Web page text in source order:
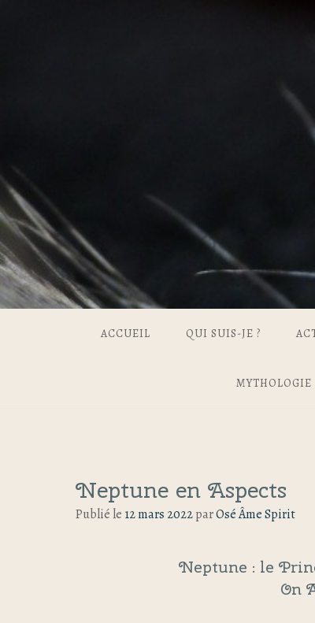
ACCUEIL QUI SUIS-JE ?
MYTHOLOGIE
Neptune en Aspects
Publié le 12 mars 2022parOsé Âme Spirit
Neptune : le
On